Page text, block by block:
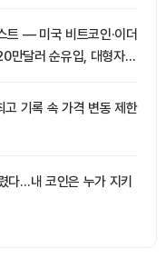
트 — 미국 비트코인·이더
만달러 순유입, 대형자산
고 기록 속 가격 변동 제한
다…내 코인은 누가 지키